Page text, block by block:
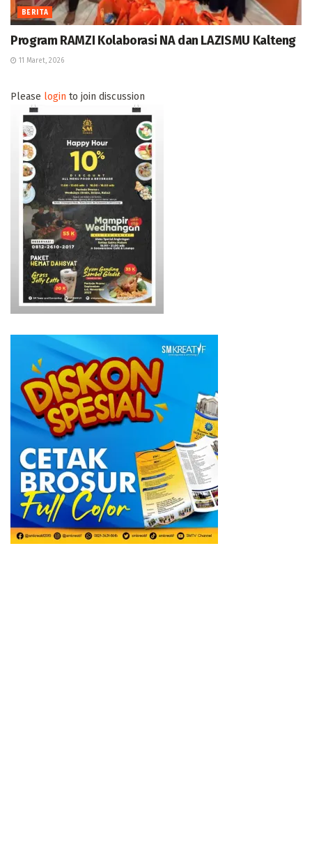
BERITA
Program RAMZI Kolaborasi NA dan LAZISMU Kalteng
11 Maret, 2026
Please login to join discussion